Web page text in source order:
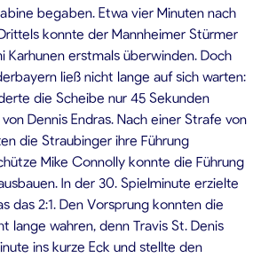
begaben. Etwa vier Minuten nach
konnte der Mannheimer Stürmer
Karhunen erstmals überwinden. Doch
ließ nicht lange auf sich warten:
die Scheibe nur 45 Sekunden
Dennis Endras. Nach einer Strafe von
die Straubinger ihre Führung
Mike Connolly konnte die Führung
In der 30. Spielminute erzielte
das 2:1. Den Vorsprung konnten die
lange wahren, denn Travis St. Denis
ins kurze Eck und stellte den